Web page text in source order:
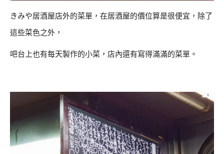
きみや居酒屋店外的菜單，在居酒屋的價位算是很便宜，除了
這些菜色之外，
吧台上也有每天製作的小菜，店內還有寫得滿滿的菜單。